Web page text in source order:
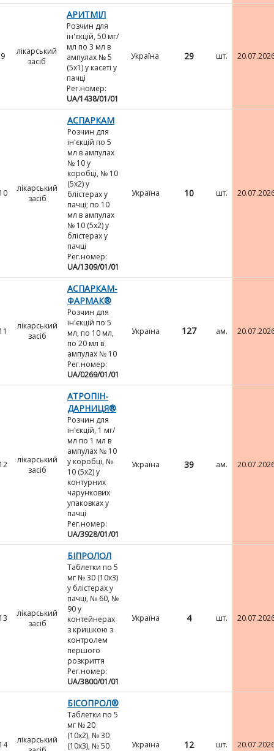
9
лікарський
засіб
АРИТМІЛ
Розчин для
ін'єкцій, 50 мг/
мл по 3 мл в
ампулах № 5
(5х1) у касеті у
пачці
Рег.номер:
UA/1438/01/01
Україна 29 шт.
лікарський
засіб
АСПАРКАМ
Розчин для
ін'єкцій по 5
мл в ампулах
№ 10 у
коробці, № 10
(5х2) у
блістерах у
пачці; по 10
мл в ампулах
№ 10 (5х2) у
блістерах у
пачці
Рег.номер:
UA/1309/01/01
Україна 10 шт.
лікарський
засіб
АСПАРКАМ-
ФАРМАК®
Розчин для
ін'єкцій по 5
мл, по 10 мл,
по 20 мл в
ампулах № 10
Рег.номер:
UA/0269/01/01
Україна 127 ам.
лікарський
засіб
АТРОПІН-
ДАРНИЦЯ®
Розчин для
ін'єкцій, 1 мг/
мл по 1 мл в
ампулах № 10
у коробці, №
10 (5х2) у
контурних
чарункових
упаковках у
пачці
Рег.номер:
UA/3928/01/01
Україна 39 ам.
лікарський
засіб
БІПРОЛОЛ
Таблетки по 5
мг № 30 (10х3)
у блістерах у
пачці, № 60, №
90 у
контейнерах
з кришкою з
контролем
першого
розкриття
Рег.номер:
UA/3800/01/01
Україна 4 шт.
лікарський
БІСОПРОЛ®
Таблетки по 5
мг № 20
(10х2), № 30
(10х3), № 50
Україна 12 шт.